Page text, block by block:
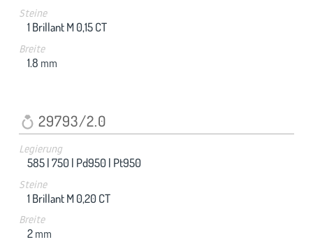
Steine
1 Brillant M 0,15 CT
Breite
1.8 mm
29793/2.0
Legierung
585 |750 | Pd950 | Pt950
Steine
1 Brillant M 0,20 CT
Breite
2 mm